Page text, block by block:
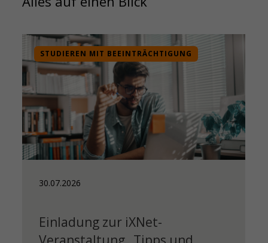
STUDIEREN MIT BEEINTRÄCHTIGUNG
30.07.2026
Einladung zur iXNet-